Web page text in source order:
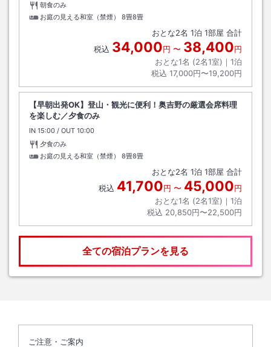
朝食のみ
お庭の見える和室（禁煙）
8畳8畳
おとな2名 1泊 1部屋 合計
税込 34,000円 〜 38,400円
おとな1名 (2名1室)｜ 1泊
税込 17,000円〜19,200円
【早朝出発OK】登山・観光に便利！奥吉野の厳選会席料理
を楽しむ／夕食のみ
IN チェックイン
15:00 / OUT チェックアウト
10:00
夕食のみ
お庭の見える和室（禁煙）
8畳8畳
おとな2名 1泊 1部屋 合計
税込 41,700円 〜 45,000円
おとな1名 (2名1室)｜ 1泊
税込 20,850円〜22,500円
全ての宿泊プランを見る
ご注意・ご案内